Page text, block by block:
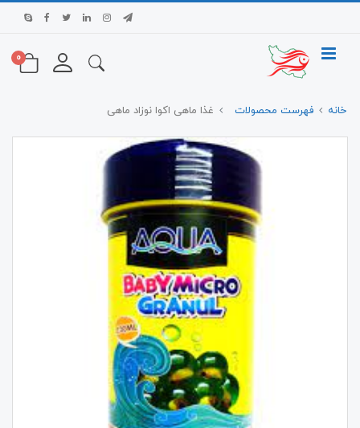
0
خانه فهرست محصولات غذا ماهی اکوا نوزاد ماهی